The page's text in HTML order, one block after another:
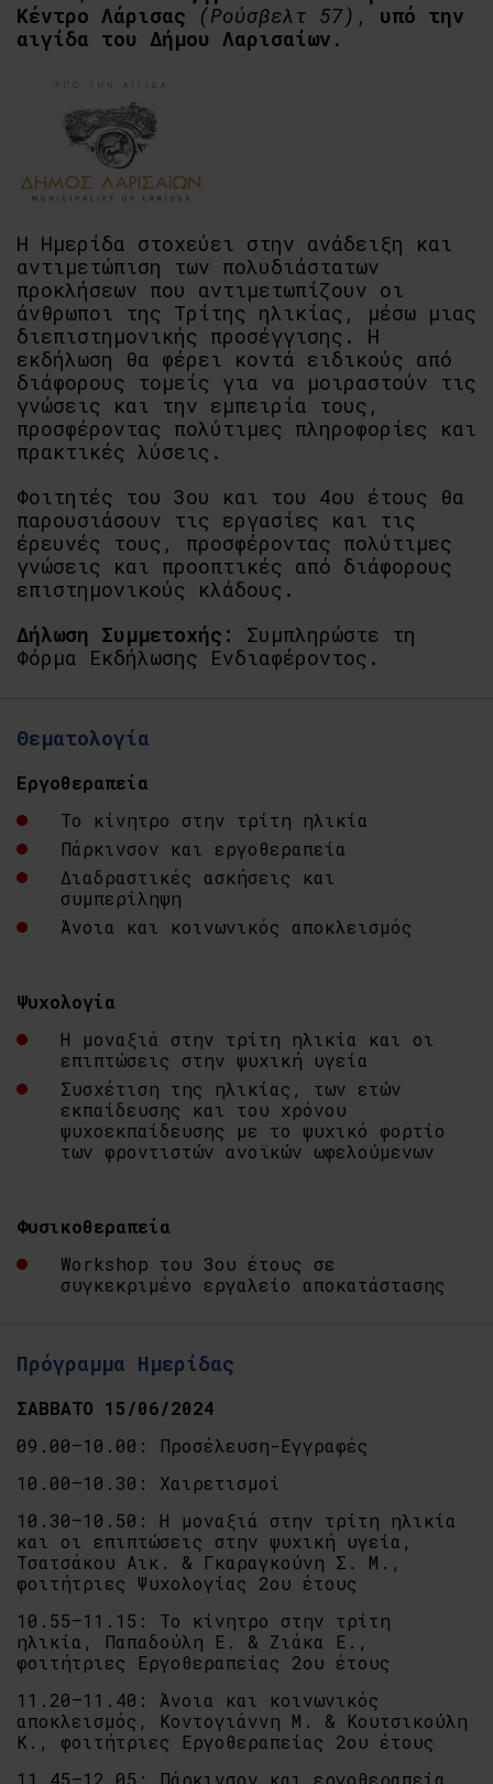
Κέντρο Λάρισας
(Ρούσβελτ 57) , υπό την
αιγίδα του Δήμου Λαρισαίων .
Η Ημερίδα στοχεύει στην ανάδειξη και
αντιμετώπιση των πολυδιάστατων
προκλήσεων που αντιμετωπίζουν οι
άνθρωποι της Τρίτης ηλικίας, μέσω μιας
διεπιστημονικής προσέγγισης. Η
εκδήλωση θα φέρει κοντά ειδικούς από
διάφορους τομείς για να μοιραστούν τις
γνώσεις και την εμπειρία τους,
προσφέροντας πολύτιμες πληροφορίες και
πρακτικές λύσεις.
Φοιτητές του 3ου και του 4ου έτους θα
παρουσιάσουν τις εργασίες και τις
έρευνές τους, προσφέροντας πολύτιμες
γνώσεις και προοπτικές από διάφορους
επιστημονικούς κλάδους.
Δήλωση Συμμετοχής:
Συμπληρώστε τη
Φόρμα Εκδήλωσης Ενδιαφέροντος.
Θεματολογία
Εργοθεραπεία
Το κίνητρο στην τρίτη ηλικία
Πάρκινσον και εργοθεραπεία
Διαδραστικές ασκήσεις και
συμπερίληψη
Άνοια και κοινωνικός αποκλεισμός
Ψυχολογία
Η μοναξιά στην τρίτη ηλικία και οι
επιπτώσεις στην ψυχική υγεία
Συσχέτιση της ηλικίας, των ετών
εκπαίδευσης και του χρόνου
ψυχοεκπαίδευσης με το ψυχικό φορτίο
των φροντιστών ανοϊκών ωφελούμενων
Φυσικοθεραπεία
Workshop του 3ου έτους σε
συγκεκριμένο εργαλείο αποκατάστασης
Πρόγραμμα Ημερίδας
ΣΑΒΒΑΤΟ 15/06/2024
09.00–10.00: Προσέλευση-Εγγραφές
10.00–10.30: Χαιρετισμοί
10.30–10.50: Η μοναξιά στην τρίτη ηλικία
και οι επιπτώσεις στην ψυχική υγεία,
Τσατσάκου Αικ. & Γκαραγκούνη Σ. Μ.,
φοιτήτριες Ψυχολογίας 2ου έτους
10.55–11.15: Το κίνητρο στην τρίτη
ηλικία, Παπαδούλη Ε. & Ζιάκα Ε.,
φοιτήτριες Εργοθεραπείας 2ου έτους
11.20–11.40: Άνοια και κοινωνικός
αποκλεισμός, Κοντογιάννη Μ. & Κουτσικούλη
Κ., φοιτήτριες Εργοθεραπείας 2ου έτους
11.45–12.05: Πάρκινσον και εργοθεραπεία,